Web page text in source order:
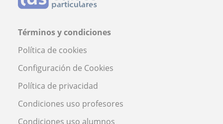
Términos y condiciones
Política de cookies
Configuración de Cookies
Política de privacidad
Condiciones uso profesores
Condiciones uso alumnos